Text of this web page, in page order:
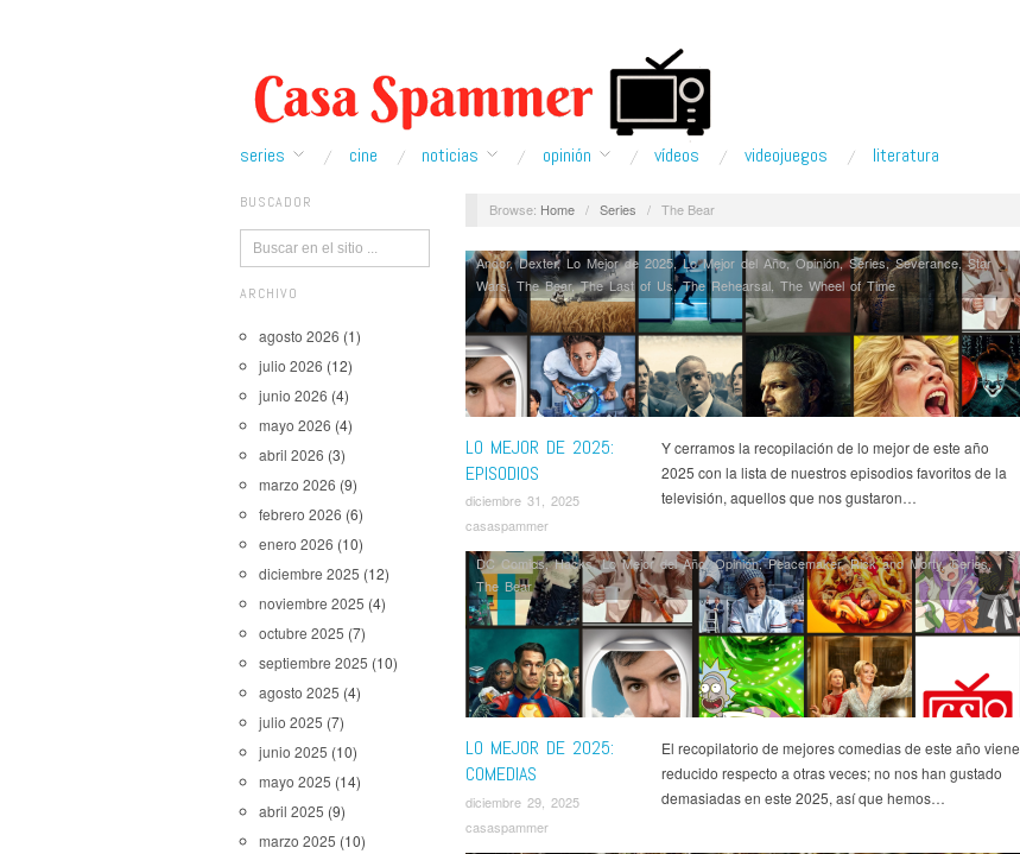
series cine noticias opinión ví­deos videojuegos literatura
BUSCADOR
ARCHIVO
agosto 2026 (1)
julio 2026 (12)
junio 2026 (4)
mayo 2026 (4)
abril 2026 (3)
marzo 2026 (9)
febrero 2026 (6)
enero 2026 (10)
diciembre 2025 (12)
noviembre 2025 (4)
octubre 2025 (7)
septiembre 2025 (10)
agosto 2025 (4)
julio 2025 (7)
junio 2025 (10)
mayo 2025 (14)
abril 2025 (9)
marzo 2025 (10)
Browse: Home / Series / The Bear
LO MEJOR DE 2025:
EPISODIOS
diciembre 31, 2025
casaspammer
Andor,Dexter,Lo Mejor de 2025,Lo Mejor del Año,Opinión,Series,Severance,Star
Wars, The Bear,The Last of Us,The Rehearsal, The Wheel of Time
Y cerramos la recopilación de lo mejor de este año
2025 con la lista de nuestros episodios favoritos de la
televisión, aquellos que nos gustaron…
LO MEJOR DE 2025:
COMEDIAS
diciembre 29, 2025
casaspammer
DC Comics,Hacks,Lo Mejor del Año,Opinión,Peacemaker,Rick and Morty,Series,
The Bear
El recopilatorio de mejores comedias de este año viene
reducido respecto a otras veces; no nos han gustado
demasiadas en este 2025, así que hemos…